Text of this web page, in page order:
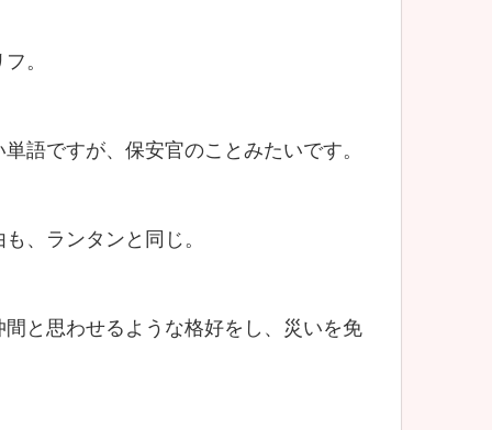
。
語ですが、保安官のことみたいです。
、ランタンと同じ。
と思わせるような格好をし、災いを免